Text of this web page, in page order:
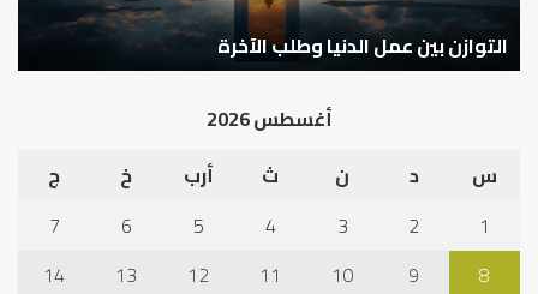
كيف تشكل العبادات شخصية الإنسان؟
أغسطس 2026
س
د ن ث أرب خ
ج
1
2
3
4
5
6
7
8
9
10
11
12
13
14